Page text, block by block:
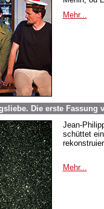
Mehr...
Die erste Fassung
Jean-
schüttet
Mehr...